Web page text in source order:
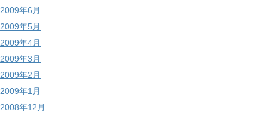
2009年6月
2009年5月
2009年4月
2009年3月
2009年2月
2009年1月
2008年12月